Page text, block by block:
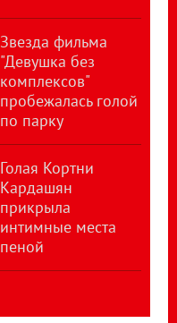
Звезда фильма
"Девушка без
комплексов"
пробежалась голой
по парку
Голая Кортни
Кардашян
прикрыла
интимные места
пеной